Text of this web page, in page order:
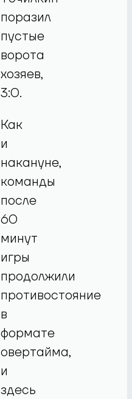
поразил
пустые
ворота
хозяев,
3:0.
Как
и
накануне,
команды
после
60
минут
игры
продолжили
противостояние
в
формате
овертайма,
и
здесь